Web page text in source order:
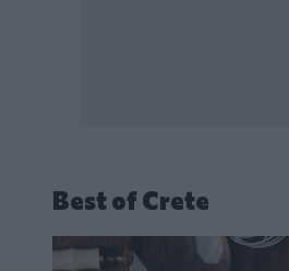
Best of Crete